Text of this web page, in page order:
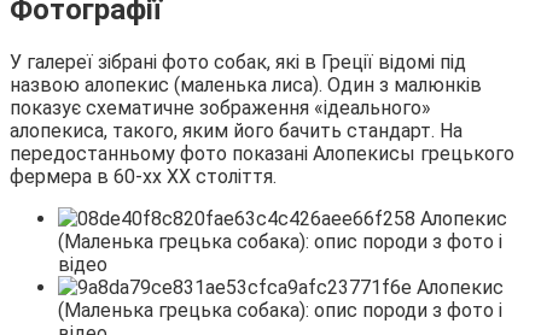
Фотографії
У галереї зібрані фото собак, які в Греції відомі під
назвою алопекис (маленька лиса). Один з малюнків
показує схематичне зображення «ідеального»
алопекиса, такого, яким його бачить стандарт. На
передостанньому фото показані Алопекисы грецького
фермера в 60-хх ХХ століття.